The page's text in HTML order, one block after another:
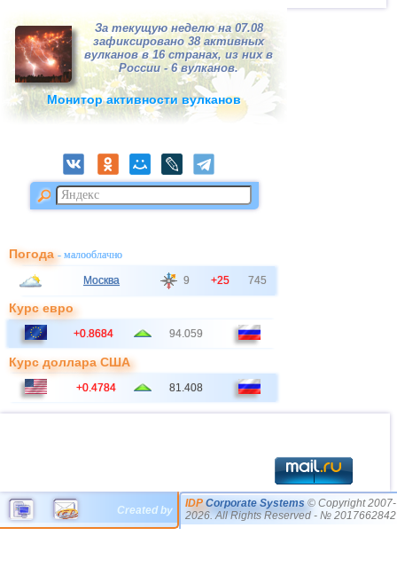
За текущую неделю на 07.08
зафиксировано 38 активных
вулканов в 16 странах, из них в
России - 6 вулканов.
Монитор активности вулканов
Погода- малооблачно
Москва 9 +25 745
Курс евро
+0.8684 94.059
Курс доллара США
+0.4784 81.408
Created by
IDP Corporate Systems © Copyright 2007-
2026. All Rights Reserved - № 2017662842